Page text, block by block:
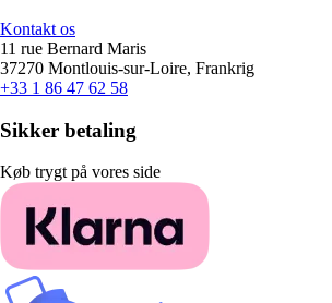
Kontakt os
11 rue Bernard Maris
37270 Montlouis-sur-Loire, Frankrig
+33 1 86 47 62 58
Sikker betaling
Køb trygt på vores side